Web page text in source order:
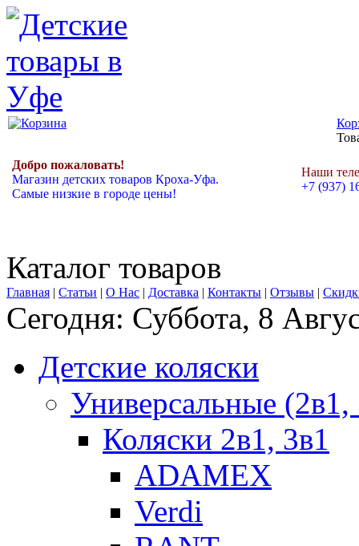
Добро пожаловать!
Магазин детских товаров Кроха-Уфа.
Самые низкие в городе цены!
Наши
+7 (937)
Каталог товаров
Главная | Статьи | О Нас | Доставка | Контакты | Отзывы |
Сегодня: Суббота, 8
Детские коляски
Универсальные (2в1,
Коляски 2в1, 3в1
ADAMEX
Verdi